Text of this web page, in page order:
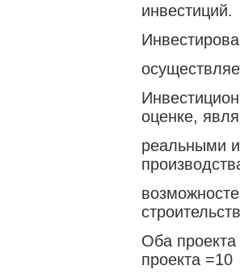
инвестиций.
оценке,
реальными
Оба проекта
проекта =10